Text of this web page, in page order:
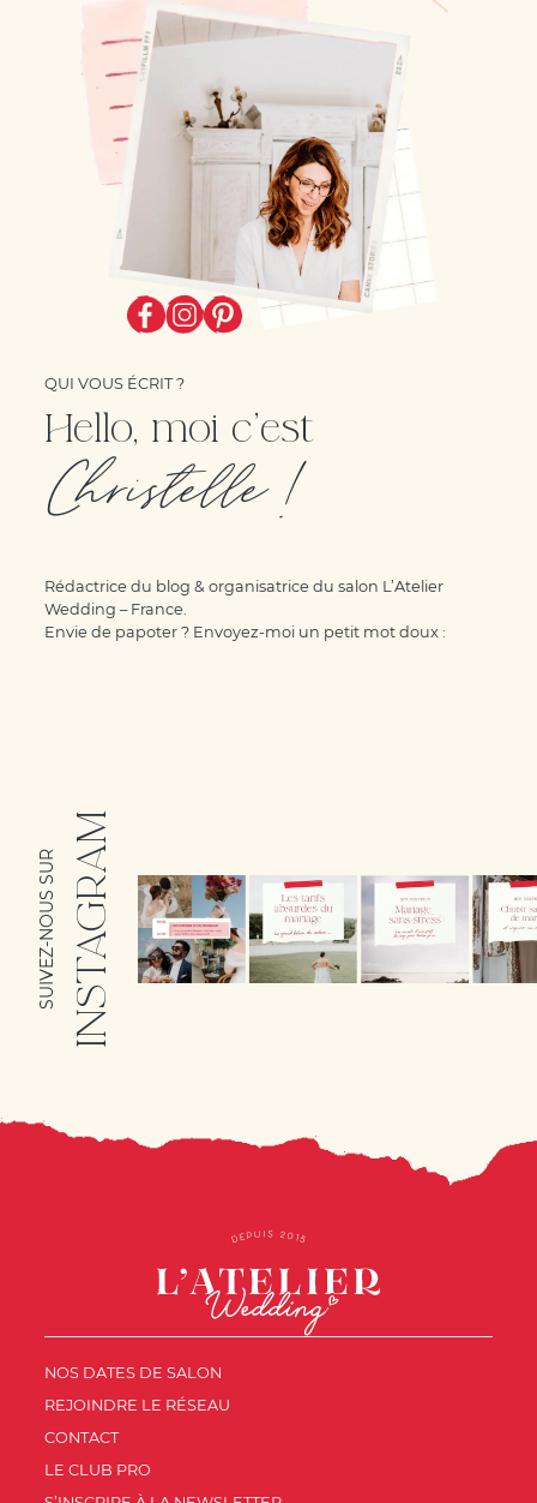
QUI VOUS ÉCRIT ?
Hello, moi c'est
Christelle !
Rédactrice du blog & organisatrice du salon L’Atelier
Wedding – France.
Envie de papoter ? Envoyez-moi un petit mot doux :
INSTAGRAM
SUIVEZ-NOUS SUR
NOS DATES DE SALON
REJOINDRE LE RÉSEAU
CONTACT
LE CLUB PRO